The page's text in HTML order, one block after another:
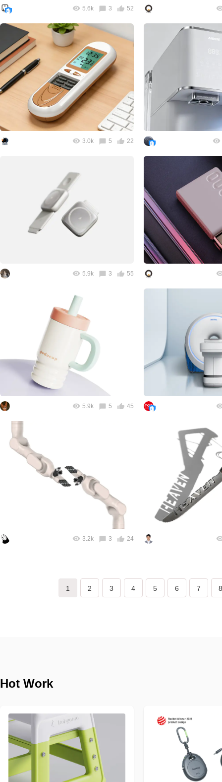
5.6k 3 52
3.0k 5 22
5.9k 3 55
5.9k 5 45
3.2k 3 24
1 2 3 4 5 6 7 8
Hot Work